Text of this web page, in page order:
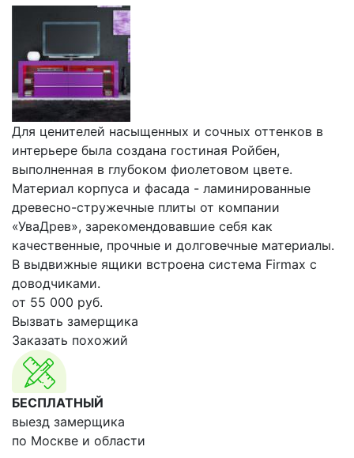
Для ценителей насыщенных и сочных оттенков в
интерьере была создана гостиная Ройбен,
выполненная в глубоком фиолетовом цвете.
Материал корпуса и фасада - ламинированные
древесно-стружечные плиты от компании
«УваДрев», зарекомендовавшие себя как
качественные, прочные и долговечные материалы.
В выдвижные ящики встроена система Firmax с
доводчиками.
от 55 000 руб.
Вызвать замерщика
Заказать похожий
БЕСПЛАТНЫЙ
выезд замерщика
по Москве и области